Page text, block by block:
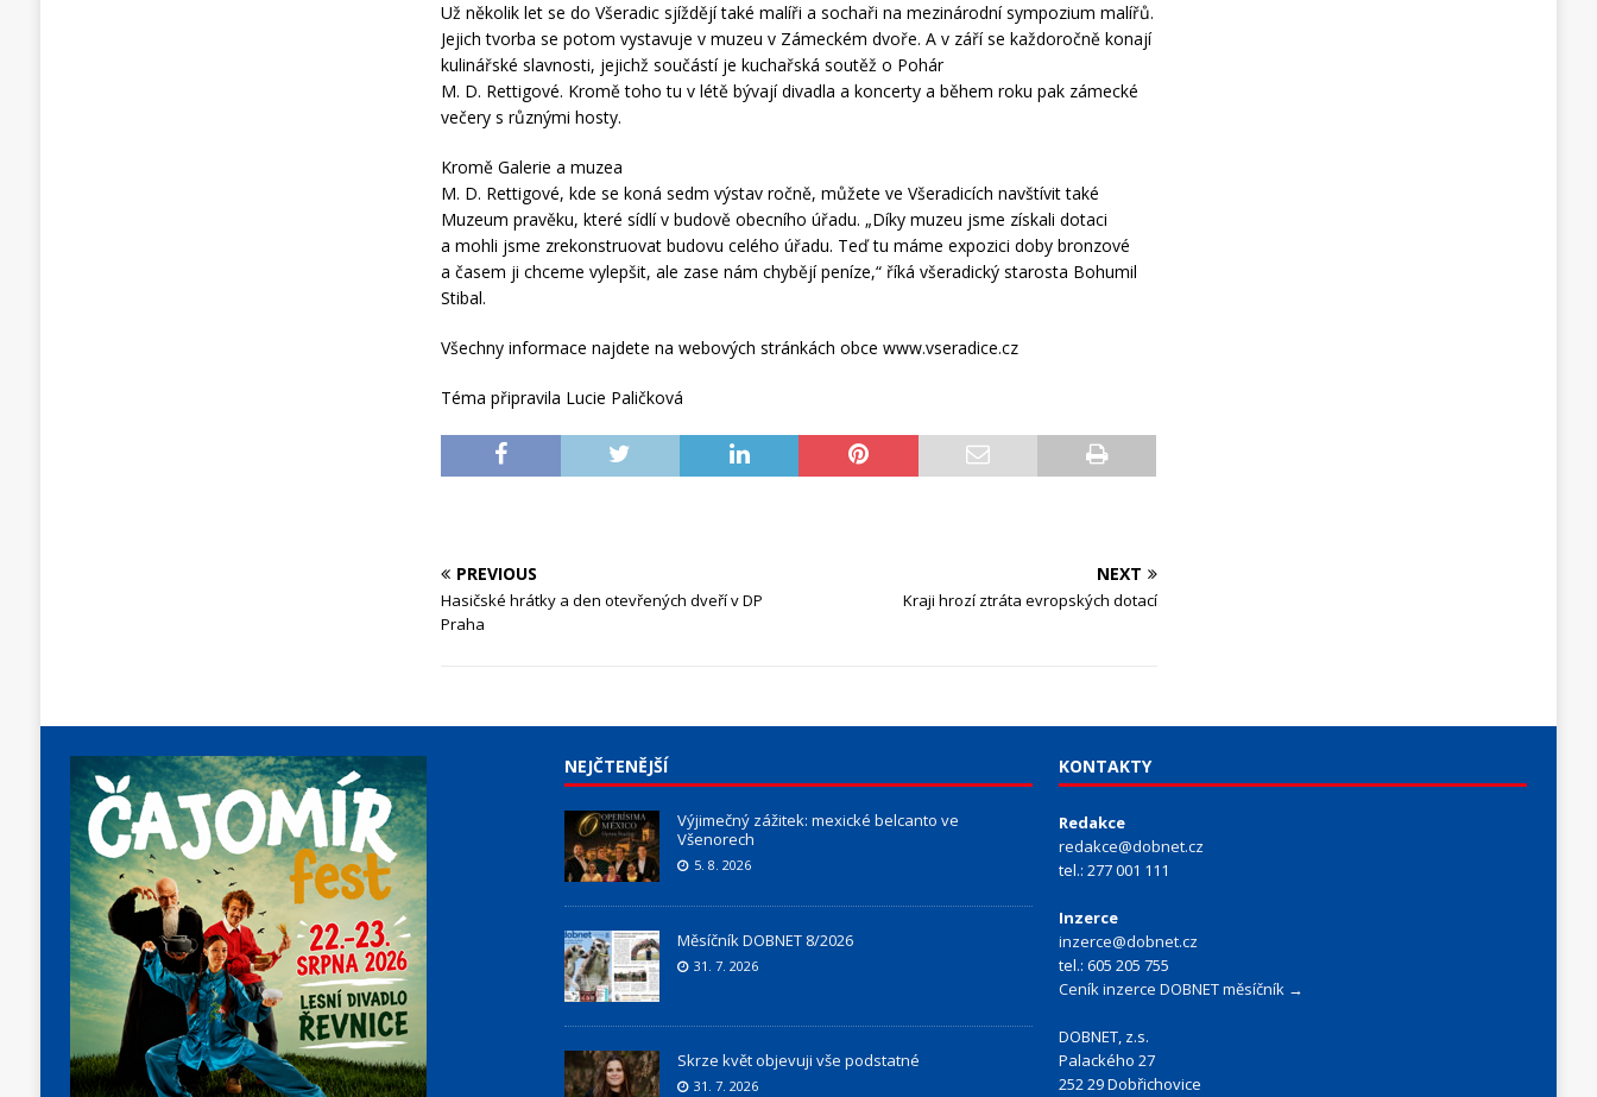
Už několik let se do Všeradic sjíždějí také malíři a sochaři na mezinárodní sympozium malířů.
Jejich tvorba se potom vystavuje v muzeu v Zámeckém dvoře. A v září se každoročně konají
kulinářské slavnosti, jejichž součástí je kuchařská soutěž o Pohár
M. D. Rettigové. Kromě toho tu v létě bývají divadla a koncerty a během roku pak zámecké
večery s různými hosty.
Kromě Galerie a muzea
M. D. Rettigové, kde se koná sedm výstav ročně, můžete ve Všeradicích navštívit také
Muzeum pravěku, které sídlí v budově obecního úřadu. „Díky muzeu jsme získali dotaci
a mohli jsme zrekonstruovat budovu celého úřadu. Teď tu máme expozici doby bronzové
a časem ji chceme vylepšit, ale zase nám chybějí peníze,“ říká všeradický starosta Bohumil
Stibal.
Všechny informace najdete na webových stránkách obce www.vseradice.cz
Téma připravila Lucie Paličková
PREVIOUS
Hasičské hrátky a den otevřených dveří v DP
Praha
NEXT
Kraji hrozí ztráta evropských dotací
NEJČTENĚJŠÍ
Výjimečný zážitek: mexické belcanto ve
Všenorech
5. 8. 2026
Měsíčník DOBNET 8/2026
31. 7. 2026
Skrze květ objevuji vše podstatné
31. 7. 2026
KONTAKTY
Redakce
redakce@dobnet.cz
tel.: 277 001 111
Inzerce
inzerce@dobnet.cz
tel.: 605 205 755
Ceník inzerce DOBNET měsíčník →
DOBNET, z.s.
Palackého 27
252 29 Dobřichovice